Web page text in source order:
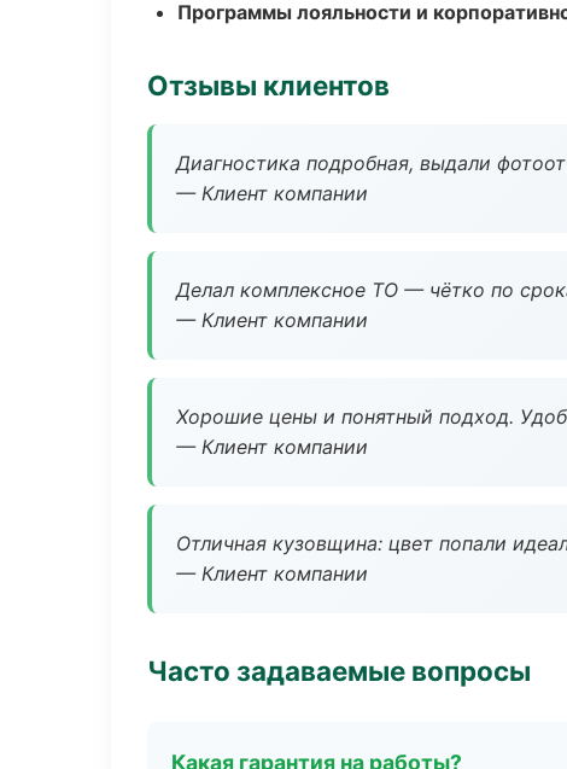
Программы лояльности и
Отзывы клиентов
Диагностика подробная, выдали
— Клиент компании
Делал комплексное ТО — чётко по
— Клиент компании
Хорошие цены и понятный подход.
— Клиент компании
Отличная кузовщина: цвет попали
— Клиент компании
Часто задаваемые вопросы
Какая гарантия на работы?